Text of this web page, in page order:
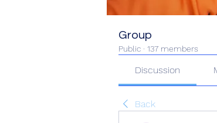
Group
Public · 137 members
Discussion
Back